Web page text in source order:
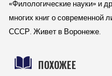
«Филологиче­ские науки» и
многих книг о современной
СССР. Живет в Воронеже.
ПОХОЖЕЕ